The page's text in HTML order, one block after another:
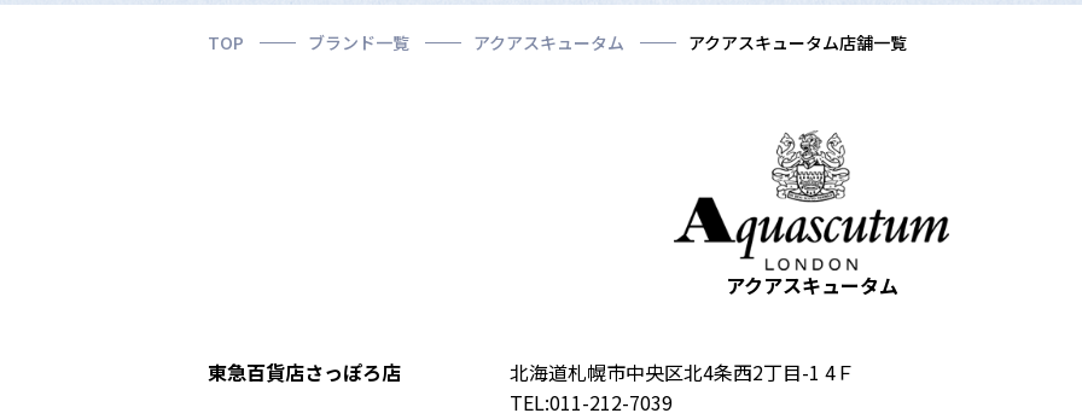
TOP ブランド一覧 アクアスキュータム アクアスキュータム店舗一覧
アクアスキュータム
東急百貨店さっぽろ店
北海道札幌市中央区北4条西2丁目-1 4Ｆ
TEL:011-212-7039